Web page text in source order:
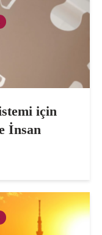
için
İnsan